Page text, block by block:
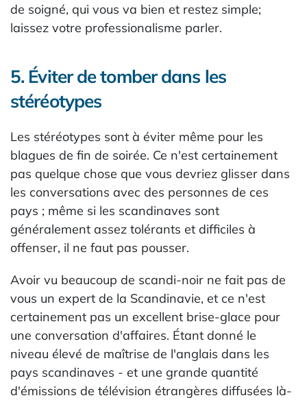
de soigné, qui vous va bien et restez simple;
laissez votre professionalisme parler.
5. Éviter de tomber dans les
stéréotypes
Les stéréotypes sont à éviter même pour les
blagues de fin de soirée. Ce n'est certainement
pas quelque chose que vous devriez glisser dans
les conversations avec des personnes de ces
pays ; même si les scandinaves sont
généralement assez tolérants et difficiles à
offenser, il ne faut pas pousser.
Avoir vu beaucoup de scandi-noir ne fait pas de
vous un expert de la Scandinavie, et ce n'est
certainement pas un excellent brise-glace pour
une conversation d'affaires. Étant donné le
niveau élevé de maîtrise de l'anglais dans les
pays scandinaves - et une grande quantité
d'émissions de télévision étrangères diffusées là-